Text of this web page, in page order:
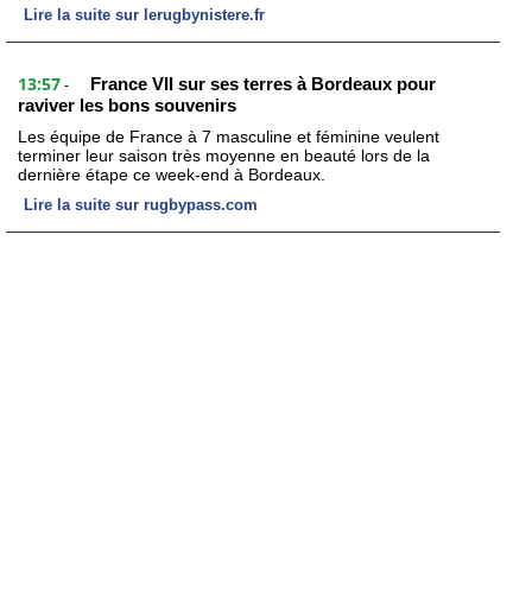
Lire la suite sur lerugbynistere.fr
13:57 -
France VII sur ses terres à Bordeaux pour
raviver les bons souvenirs
Les équipe de France à 7 masculine et féminine veulent
terminer leur saison très moyenne en beauté lors de la
dernière étape ce week-end à Bordeaux.
Lire la suite sur rugbypass.com